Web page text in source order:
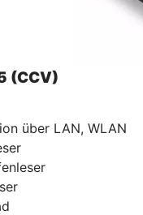
(CCV)
über LAN, WLAN